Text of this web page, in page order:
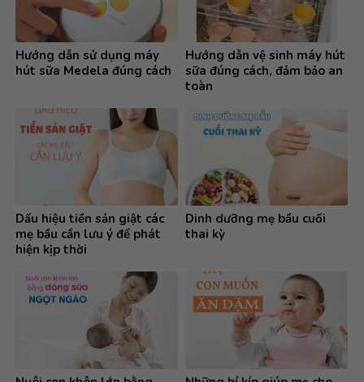
Hướng dẫn sử dụng máy
hút sữa Medela đúng cách
Hướng dẫn vệ sinh máy hút
sữa đúng cách, đảm bảo an
toàn
Dấu hiệu tiền sản giật các
mẹ bầu cần lưu ý để phát
hiện kịp thời
Dinh dưỡng mẹ bầu cuối
thai kỳ